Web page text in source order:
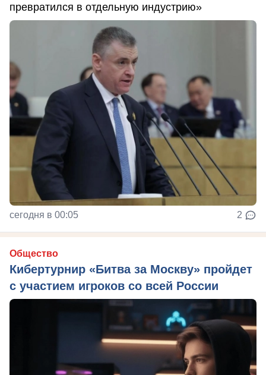
превратился в отдельную индустрию»
сегодня в 00:05 2
Общество
Кибертурнир «Битва за Москву» пройдет
с участием игроков со всей России